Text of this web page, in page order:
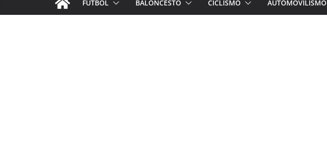
FÚTBOL BALONCESTO CICLISMO AUTOMOVILISMO